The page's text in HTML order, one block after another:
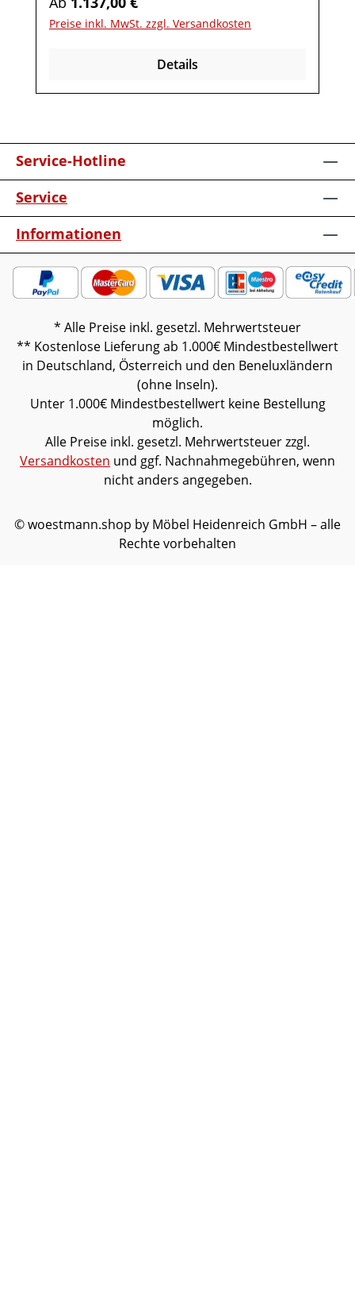
Repeater mit
AufstellerKabelausfräsungUnterboden-
vormontiert (Restmontage kann
enthalten. Abbildung kann abweichen.
Preise inkl. MwSt. zzgl. Versandkosten
Details
Service-Hotline
Service
Informationen
* Alle Preise inkl. gesetzl. Mehrwertsteuer
** Kostenlose Lieferung ab 1.000€ Mindestbestellwert
in Deutschland, Österreich und den Beneluxländern
(ohne Inseln).
Unter 1.000€ Mindestbestellwert keine Bestellung
möglich.
Alle Preise inkl. gesetzl. Mehrwertsteuer zzgl.
Versandkosten und ggf. Nachnahmegebühren, wenn
nicht anders angegeben.
© woestmann.shop by Möbel Heidenreich GmbH – alle
Rechte vorbehalten